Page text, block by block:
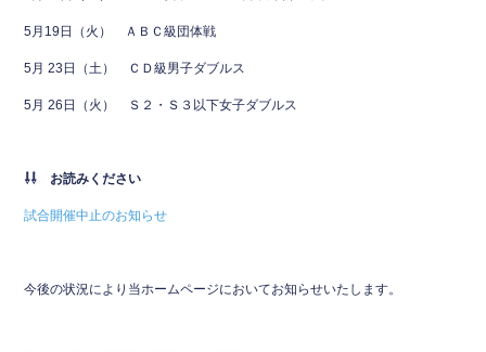
5月19日（火） ＡＢＣ級団体戦
5月 23日（土） ＣＤ級男子ダブルス
5月 26日（火） Ｓ２・Ｓ３以下女子ダブルス
⇩⇩ お読みください
試合開催中止のお知らせ
今後の状況により当ホームページにおいてお知らせいたします。